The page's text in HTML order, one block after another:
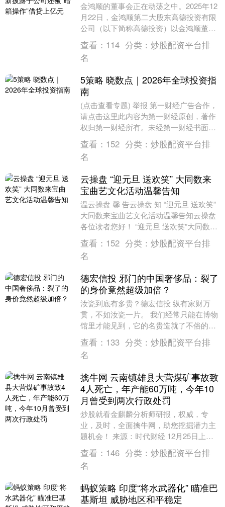
金鸿顺的董事会正在动荡之中。2025年12
月22日，金鸿顺第二大股东高德投资有限
公司（以下简称高德投资）以金鸿顺董事
长刘栩缺席两次董事会会议，且自2025年
9月....
查看： 114 分类： 炒股配资平台排
名
5策略 晓数点｜2026年全球投资指
南
(点击查看专题) 举报 第一财经广告合作，
请点击这里此内容为第一财经原创，著作
权归第一财经所有。未经第一财经书面授
权，不得以任何方式加以使用，包括转
载、摘编、复....
查看： 152 分类： 炒股配资平台排
名
云操盘 “迎元旦 送欢笑” 大同数来
宝曲艺文化活动温馨告知
温云操盘 馨 告云操盘 知 “迎元旦 送欢笑”
大同数来宝曲艺文化活动温馨告知云操盘
各位读者您好！ “迎元旦 送欢笑”大同数来
宝曲艺文化活动目前预约名额已满，....
查看： 152 分类： 炒股配资平台排
名
德宏信投 邪门的中国奢侈品：裂了
的身价竟然超级加倍？
汝瓷到底有多贵？德宏信投 纵有家财万
贯，不如汝瓷一片。 我们经常只能在博物
馆里才能见到，它的名贵造就了不俗的身
价，在拍卖场上能拍到天价令人咂舌。 宋
徽宗梦中的天....
查看： 133 分类： 炒股配资平台排
名
擒牛网 云南镇雄县大营煤矿事故致
4人死亡，年产能60万吨，今年10
月曾受到两次行政处罚
炒股就看金麒麟分析师研报，权威，专
业，及时，全面擒牛网，助您挖掘潜力主
题机会！ 来源：时代财经 12月25日上
午，云南镇雄县人民政府新闻办公室通
报，2025年1....
查看： 146 分类： 炒股配资平台排
名
蚂蚁策略 印度“将水武器化” 瞄准巴
基斯坦 威胁地区和平稳定